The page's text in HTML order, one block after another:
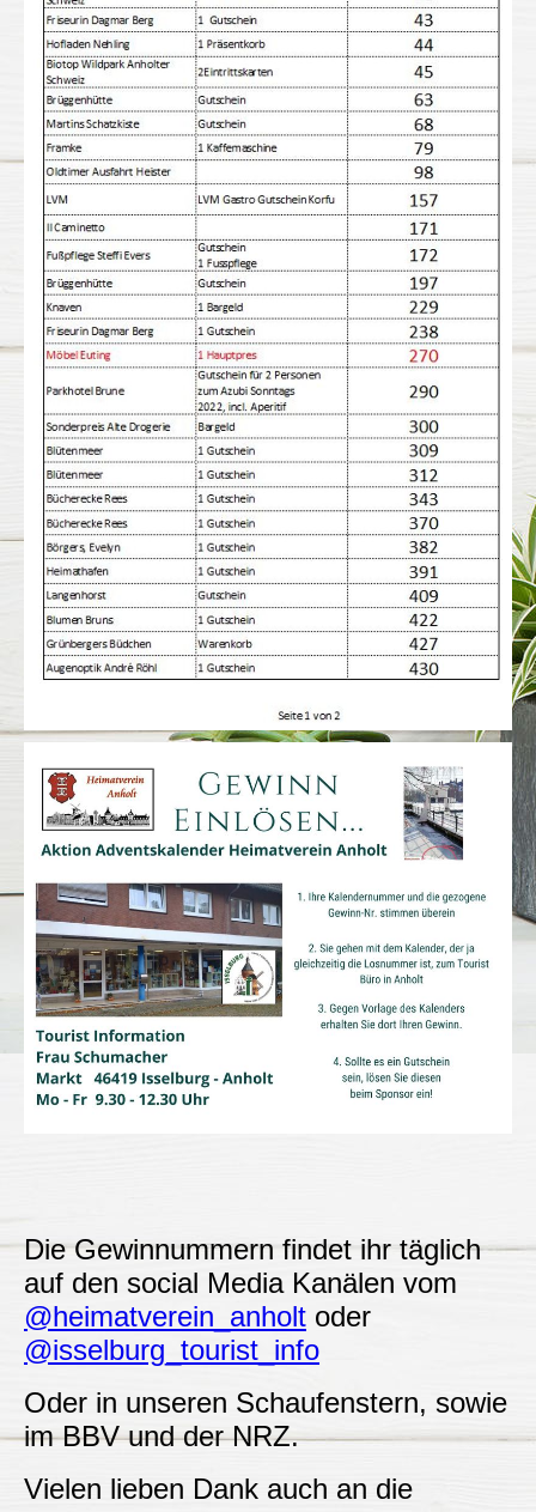
Die Gewinnummern findet ihr täglich
auf den social Media Kanälen vom
@heimatverein_anholt oder
@isselburg_tourist_info
Oder in unseren Schaufenstern, sowie
im BBV und der NRZ.
Vielen lieben Dank auch an die